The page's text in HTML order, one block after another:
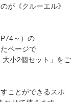
が《クルーエル》
～）の
ページで
大小2個セット」をご
ことができるスポ